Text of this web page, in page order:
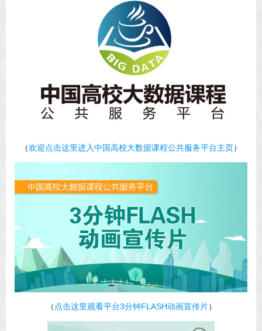
（欢迎点击这里进入中国高校大数据课程公共服务平台主页）
（ 点击这里观看平台3分钟FLASH动画宣传片）